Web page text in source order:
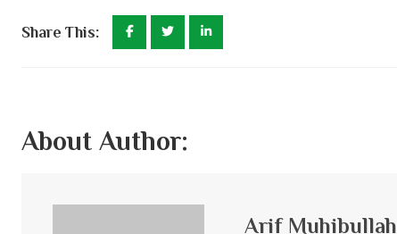
Share This:
About Author:
Arif Muhibullah